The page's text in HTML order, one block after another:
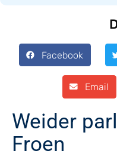
Facebook
Email
Weider
Froen